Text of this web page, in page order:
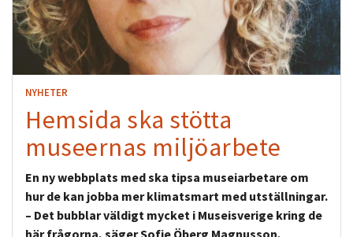
NYHETER
Hemsida ska stötta
museernas miljöarbete
En ny webbplats med ska tipsa museiarbetare om
hur de kan jobba mer klimatsmart med utställningar.
– Det bubblar väldigt mycket i Museisverige kring de
här frågorna, säger Sofie Öberg Magnusson,